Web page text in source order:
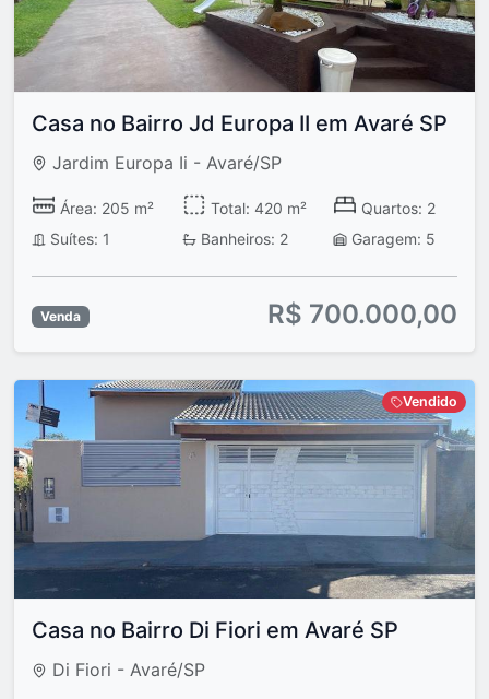
Casa no Bairro Jd Europa II em Avaré SP
Jardim Europa Ii - Avaré/SP
Área: 205 m² Total: 420 m²
Quartos: 2
Suítes: 1
Banheiros: 2 Garagem: 5
Venda R$ 700.000,00
Vendido
Casa no Bairro Di Fiori em Avaré SP
Di Fiori - Avaré/SP